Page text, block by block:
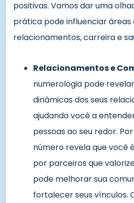
positivas. Vamos dar uma
prática pode influenciar áreas
relacionamentos, carreira e
Relacionamentos e
numerologia pode
dinâmicas dos seus
ajudando você a
pessoas ao seu redor.
número revela que você
por parceiros que
pode melhorar sua
fortalecer seus vínculos.